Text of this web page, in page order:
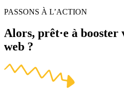
PASSONS À L’ACTION
Alors, prêt·e à booster
web ?